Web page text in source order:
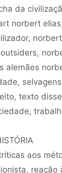
da
norbert elias
,
,
alemães
, selvagens
, texto
,
aos
reação